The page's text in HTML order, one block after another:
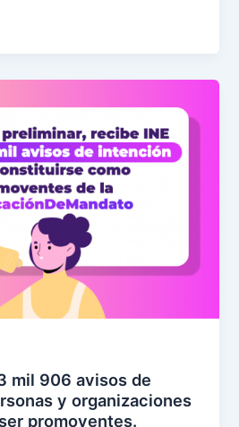
mil 906 avisos de
y organizaciones
promoventes.